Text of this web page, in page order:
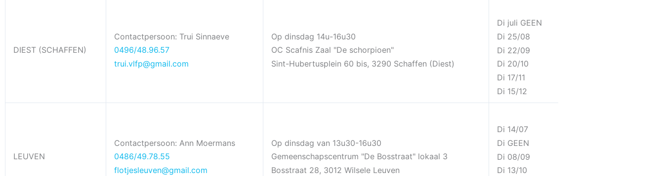
DIEST (SCHAFFEN)
Contactpersoon: Trui Sinnaeve
0496/48.96.57
trui.vlfp@gmail.com
Op dinsdag 14u-16u30
OC Scafnis Zaal "De schorpioen"
Sint-Hubertusplein 60 bis, 3290 Schaffen (Diest)
Di juli GEEN
Di 25/08
Di 22/09
Di 20/10
Di 17/11
Di 15/12
LEUVEN
Contactpersoon: Ann Moermans
0486/49.78.55
flotjesleuven@gmail.com
Op dinsdag van 13u30-16u30
Gemeenschapscentrum "De Bosstraat" lokaal 3
Bosstraat 28, 3012 Wilsele Leuven
Di 14/07
Di GEEN
Di 08/09
Di 13/10